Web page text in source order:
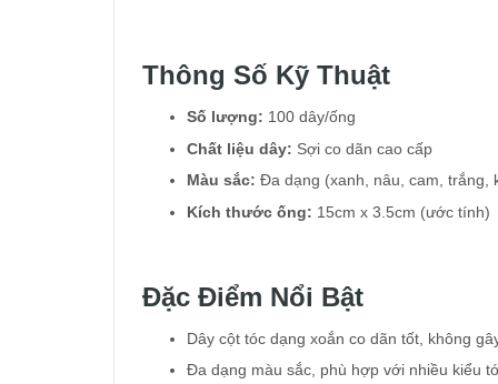
Thông Số Kỹ Thuật
Số lượng: 100 dây/ống
Chất liệu dây: Sợi co dãn cao cấp
Màu sắc: Đa dạng (xanh, nâu, cam, trắng,
Kích thước ống: 15cm x 3.5cm (ước tính)
Đặc Điểm Nổi Bật
Dây cột tóc dạng xoắn co dãn tốt, không
Đa dạng màu sắc, phù hợp với nhiều kiểu